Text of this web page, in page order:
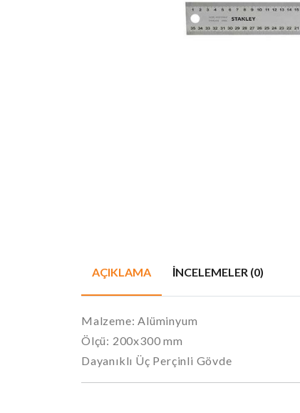
AÇIKLAMA İNCELEMELER (0)
Malzeme: Alüminyum
Ölçü: 200x300 mm
Dayanıklı Üç Perçinli Gövde